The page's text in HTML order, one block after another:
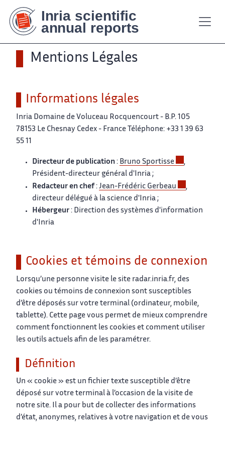
principal
du
site
principal
du
site
Mentions Légales
Informations légales
Inria Domaine de Voluceau Rocquencourt - B.P. 105
78153 Le Chesnay Cedex - France Téléphone: +33 1 39 63
55 11
Directeur de publication : Bruno Sportisse
,
Président-directeur général d'Inria ;
Redacteur en chef : Jean-Frédéric Gerbeau
,
directeur délégué à la science d'Inria ;
Hébergeur : Direction des systèmes d'information
d'Inria
Cookies et témoins de connexion
Lorsqu’une personne visite le site radar.inria.fr, des
cookies ou témoins de connexion sont susceptibles
d’être déposés sur votre terminal (ordinateur, mobile,
tablette). Cette page vous permet de mieux comprendre
comment fonctionnent les cookies et comment utiliser
les outils actuels afin de les paramétrer.
Définition
Un « cookie » est un fichier texte susceptible d’être
déposé sur votre terminal à l’occasion de la visite de
notre site. Il a pour but de collecter des informations
d’état, anonymes, relatives à votre navigation et de vous